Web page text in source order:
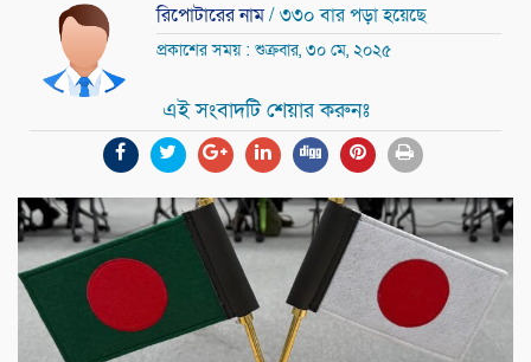
রিপোটারের নাম/ ৩৩০ বার পড়া হয়েছে
প্রকাশের সময় : শুক্রবার, ৩০ মে, ২০২৫
এই সংবাদটি শেয়ার করুনঃ